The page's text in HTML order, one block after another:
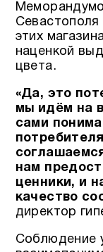
Севастополя
этих
наценкой
цвета.
«Да, это
мы идём на
сами
нам
ценники, и
качество
директор
Соблюдение